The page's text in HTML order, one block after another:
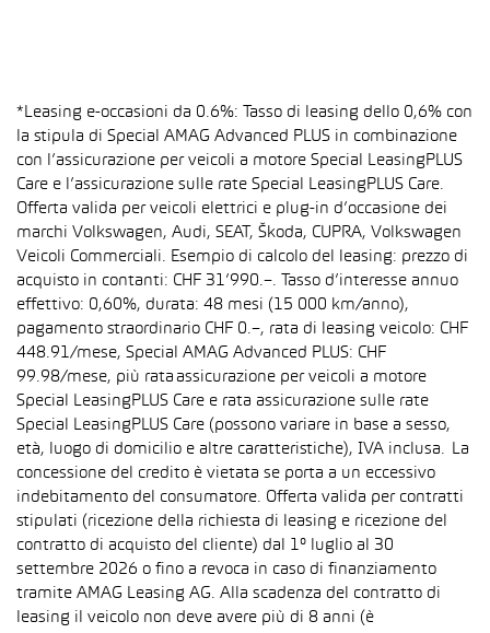
*Leasing e-occasioni da 0.6%: Tasso di leasing dello 0,6% con
la stipula di Special AMAG Advanced PLUS in combinazione
con l’assicurazione per veicoli a motore Special LeasingPLUS
Care e l’assicurazione sulle rate Special LeasingPLUS Care.
Offerta valida per veicoli elettrici e plug-in d’occasione dei
marchi Volkswagen, Audi, SEAT, Škoda, CUPRA, Volkswagen
Veicoli Commerciali. Esempio di calcolo del leasing: prezzo di
acquisto in contanti: CHF 31’990.–. Tasso d’interesse annuo
effettivo: 0,60%, durata: 48 mesi (15 000 km/anno),
pagamento straordinario CHF 0.–, rata di leasing veicolo: CHF
448.91/mese, Special AMAG Advanced PLUS: CHF
99.98/mese, più rata assicurazione per veicoli a motore
Special LeasingPLUS Care e rata assicurazione sulle rate
Special LeasingPLUS Care (possono variare in base a sesso,
età, luogo di domicilio e altre caratteristiche), IVA inclusa. La
concessione del credito è vietata se porta a un eccessivo
indebitamento del consumatore. Offerta valida per contratti
stipulati (ricezione della richiesta di leasing e ricezione del
contratto di acquisto del cliente) dal 1° luglio al 30
settembre 2026 o fino a revoca in caso di finanziamento
tramite AMAG Leasing AG. Alla scadenza del contratto di
leasing il veicolo non deve avere più di 8 anni (è